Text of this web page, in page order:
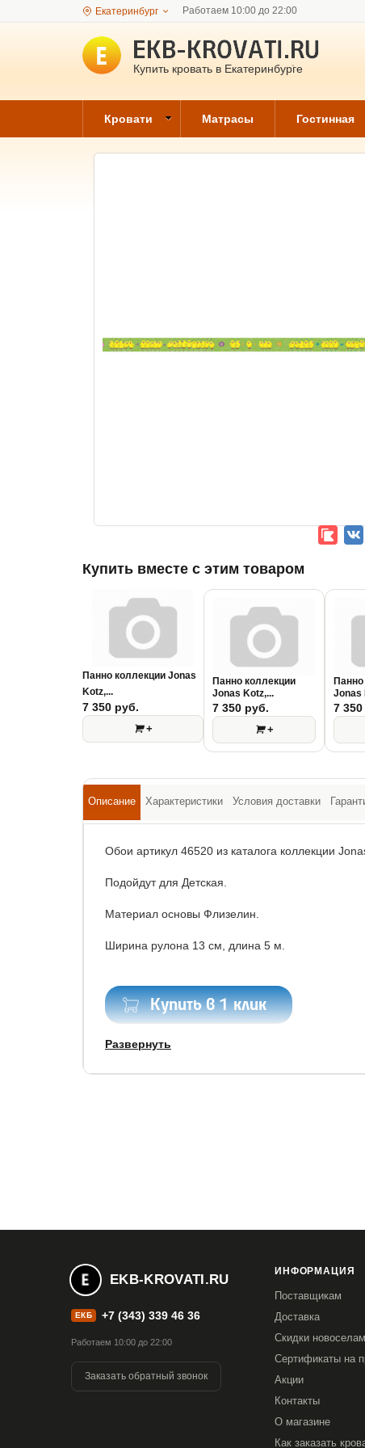
Екатеринбург Работаем 10:00 до 22:00
Купить кровать в Екатеринбурге
Кровати Матрасы Гостинная
Купить вместе с этим товаром
Панно коллекции Jonas
Kotz,...
7 350 руб.
+
Панно коллекции
Jonas Kotz,...
7 350 руб.
+
Jonas
7
Описание Характеристики Условия доставки
Обои артикул 46520 из каталога коллекции
Подойдут для Детская.
Материал основы Флизелин.
Ширина рулона 13 см, длина 5 м.
Купить в 1 клик
Развернуть
EKB-KROVATI.RU
ЕКБ +7 (343) 339 46 36
Работаем 10:00 до 22:00
Заказать обратный звонок
ИНФОРМАЦИЯ
Поставщикам
Доставка
Скидки
Сертификаты на
Акции
Контакты
О магазине
Как заказать